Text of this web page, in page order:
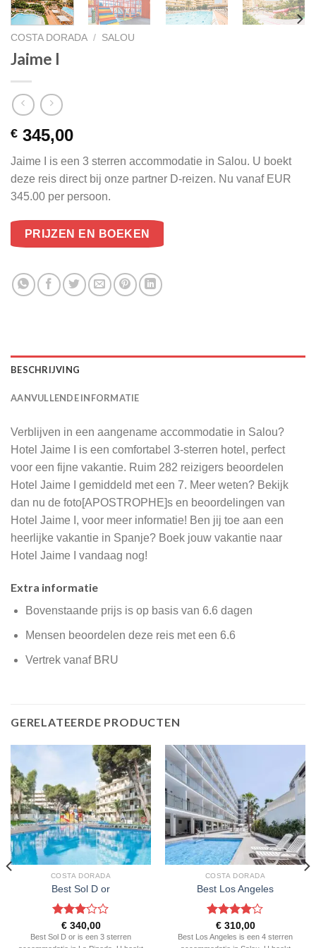
COSTA DORADA / SALOU
Jaime I
€ 345,00
Jaime I is een 3 sterren accommodatie in Salou. U boekt
deze reis direct bij onze partner D-reizen. Nu vanaf EUR
345.00 per persoon.
PRIJZEN EN BOEKEN
BESCHRIJVING
AANVULLENDE INFORMATIE
Verblijven in een aangename accommodatie in Salou?
Hotel Jaime I is een comfortabel 3-sterren hotel, perfect
voor een fijne vakantie. Ruim 282 reizigers beoordelen
Hotel Jaime I gemiddeld met een 7. Meer weten? Bekijk
dan nu de foto[APOSTROPHE]s en beoordelingen van
Hotel Jaime I, voor meer informatie! Ben jij toe aan een
heerlijke vakantie in Spanje? Boek jouw vakantie naar
Hotel Jaime I vandaag nog!
Extra informatie
Bovenstaande prijs is op basis van 6.6 dagen
Mensen beoordelen deze reis met een 6.6
Vertrek vanaf BRU
GERELATEERDE PRODUCTEN
COSTA DORADA
Best Sol D or
Gewaardeerd
3uit 5
€340,00
Best Sol D or is een 3 sterren
COSTA DORADA
Best Los Angeles
Gewaardeerd
4uit 5
€310,00
Best Los Angeles is een 4 sterren